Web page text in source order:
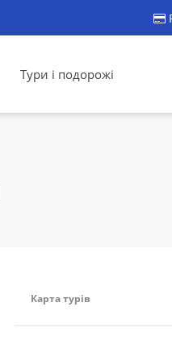
Тури і подорожі
Карта турів